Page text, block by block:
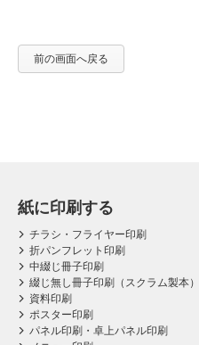
前の画面へ戻る
紙に印刷する
チラシ・フライヤー印刷
折パンフレット印刷
中綴じ冊子印刷
綴じ無し冊子印刷（スクラム製本）
資料印刷
ポスター印刷
パネル印刷・卓上パネル印刷